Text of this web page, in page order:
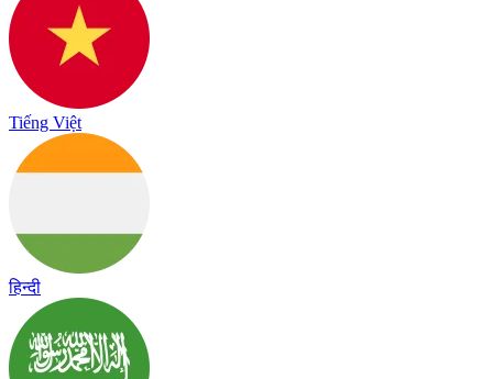
Tiếng Việt
हिन्दी